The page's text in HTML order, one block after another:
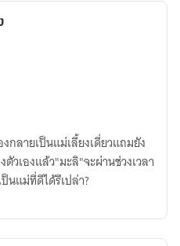
กลายเป็นแม่เลี้ยงเดี่ยวแถมยัง
วเองแล้ว"มะลิ"จะผ่านช่วงเวลา
นแม่ที่ดีได้รึเปล่า?